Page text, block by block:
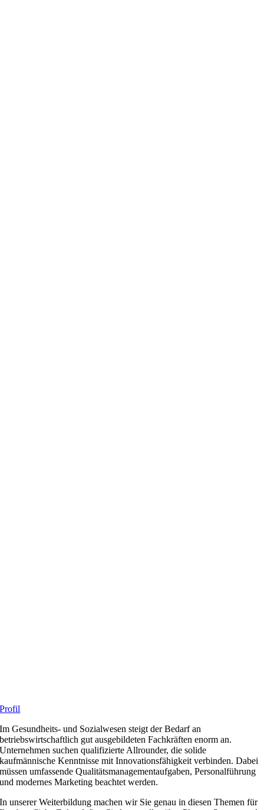
Profil
Im Gesundheits- und Sozialwesen steigt der Bedarf an
betriebswirtschaftlich gut ausgebildeten Fachkräften enorm an.
Unternehmen suchen qualifizierte Allrounder, die solide
kaufmännische Kenntnisse mit Innovationsfähigkeit verbinden. Dabei
müssen umfassende Qualitätsmanagementaufgaben, Personalführung
und modernes Marketing beachtet werden.
In unserer Weiterbildung machen wir Sie genau in diesen Themen für